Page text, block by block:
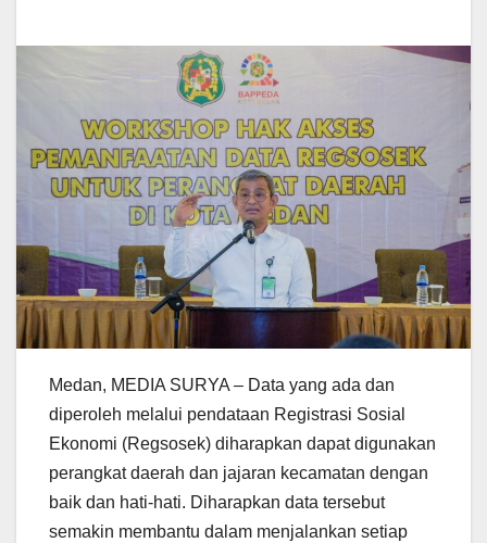
Medan, MEDIA SURYA – Data yang ada dan
diperoleh melalui pendataan Registrasi Sosial
Ekonomi (Regsosek) diharapkan dapat digunakan
perangkat daerah dan jajaran kecamatan dengan
baik dan hati-hati. Diharapkan data tersebut
semakin membantu dalam menjalankan setiap